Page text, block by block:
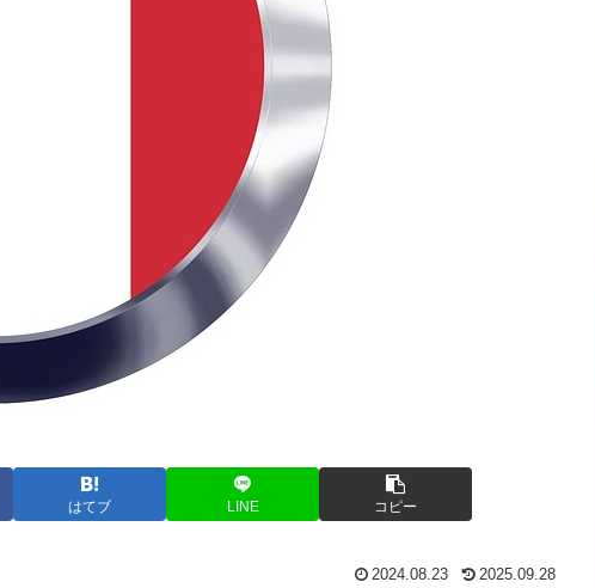
はてブ LINE コピー
2024.08.23 2025.09.28